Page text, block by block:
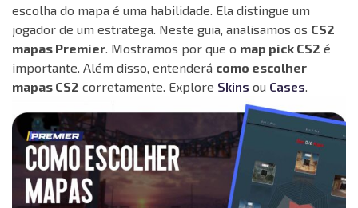
escolha do mapa é uma habilidade. Ela distingue um
jogador de um estratega. Neste guia, analisamos os CS2
mapas Premier. Mostramos por que o map pick CS2 é
importante. Além disso, entenderá como escolher
mapas CS2 corretamente. Explore Skins ou Cases.